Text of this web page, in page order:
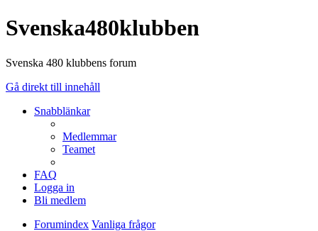
Svenska480klubben
Svenska 480 klubbens forum
Gå direkt till innehåll
Snabblänkar
Medlemmar
Teamet
FAQ
Logga in
Bli medlem
Forumindex Vanliga frågor